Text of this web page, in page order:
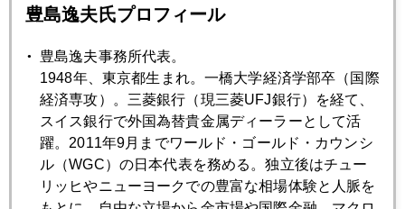
2023年
7月 8月 9月 10月 11月 12月
2023年08月31日
ドル高なのに金高、都合の良い話ばかりではない
豊島逸夫氏プロフィール
豊島逸夫事務所代表。
1948年、東京都生まれ。一橋大学経済学部卒（国際
経済専攻）。三菱銀行（現三菱UFJ銀行）を経て、
スイス銀行で外国為替貴金属ディーラーとして活
躍。2011年9月までワールド・ゴールド・カウンシ
ル（WGC）の日本代表を務める。独立後はチュー
リッヒやニューヨークでの豊富な相場体験と人脈を